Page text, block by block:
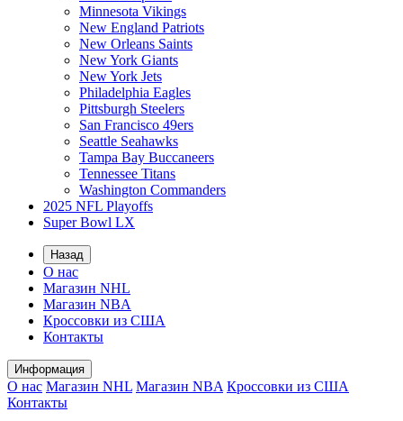
Minnesota Vikings
New England Patriots
New Orleans Saints
New York Giants
New York Jets
Philadelphia Eagles
Pittsburgh Steelers
San Francisco 49ers
Seattle Seahawks
Tampa Bay Buccaneers
Tennessee Titans
Washington Commanders
2025 NFL Playoffs
Super Bowl LX
Назад
О нас
Магазин NHL
Магазин NBA
Кроссовки из США
Контакты
Информация
О нас Магазин NHL Магазин NBA Кроссовки из США
Контакты